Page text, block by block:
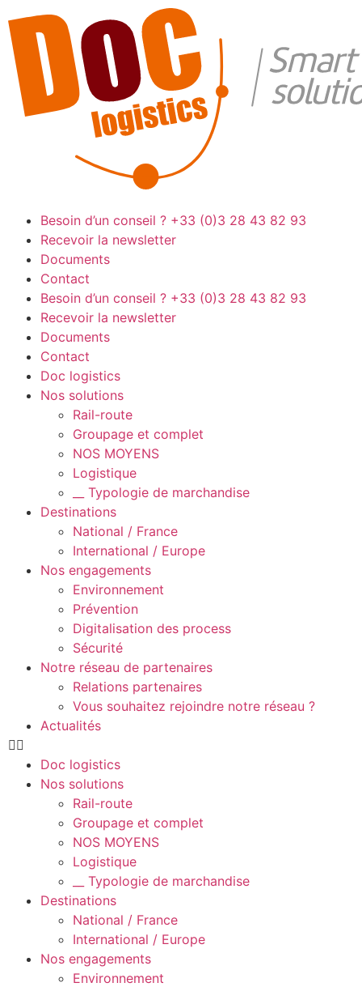
Besoin d’un conseil ? +33 (0)3 28 43 82 93
Recevoir la newsletter
Documents
Contact
Besoin d’un conseil ? +33 (0)3 28 43 82 93
Recevoir la newsletter
Documents
Contact
Doc logistics
Nos solutions
Rail-route
Groupage et complet
NOS MOYENS
Logistique
__ Typologie de marchandise
Destinations
National / France
International / Europe
Nos engagements
Environnement
Prévention
Digitalisation des process
Sécurité
Notre réseau de partenaires
Relations partenaires
Vous souhaitez rejoindre notre réseau ?
Actualités
Doc logistics
Nos solutions
Rail-route
Groupage et complet
NOS MOYENS
Logistique
__ Typologie de marchandise
Destinations
National / France
International / Europe
Nos engagements
Environnement